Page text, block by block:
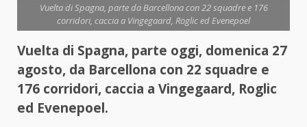
Vuelta di Spagna, parte da Barcellona con 22 squadre e 176
corridori, caccia a Vingegaard, Roglic ed Evenepoel
Vuelta di Spagna, parte oggi, domenica 27
agosto, da Barcellona con 22 squadre e
176 corridori, caccia a Vingegaard, Roglic
ed Evenepoel.